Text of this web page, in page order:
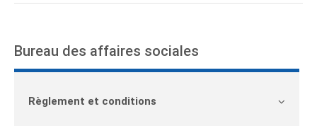
Bureau des affaires sociales
Règlement et conditions